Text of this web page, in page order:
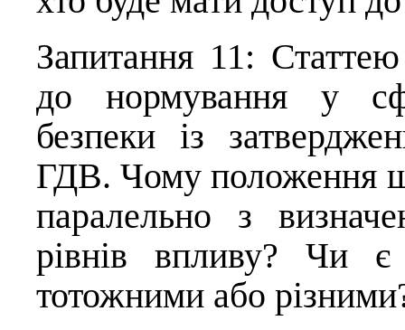
Запитання 11:
до нормування у
безпеки із
ГДВ. Чому положення
паралельно з
рівнів впливу? Чи є
тотожними або